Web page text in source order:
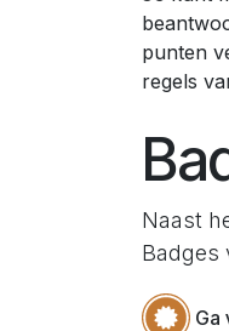
punten
regels
Naast
Badges
Ga